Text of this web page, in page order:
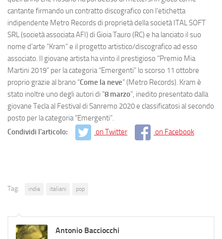
cantante firmando un contratto discografico con l’etichetta
indipendente Metro Records di proprietà della società ITAL SOFT
SRL (società associata AFI) di Gioia Tauro (RC) e ha lanciato il suo
nome d’arte “Kram” e il progetto artistico/discografico ad esso
associato. Il giovane artista ha vinto il prestigioso “Premio Mia
Martini 2019” per la categoria “Emergenti” lo scorso 11 ottobre
proprio grazie al brano “Come la neve” (Metro Records). Kram è
stato inoltre uno degli autori di “8 marzo”, inedito presentato dalla
giovane Tecla al Festival di Sanremo 2020 e classificatosi al secondo
posto per la categoria “Emergenti”.
Condividi l'articolo:
on Twitter on Facebook
Tag: indie italiani pop
Antonio Bacciocchi